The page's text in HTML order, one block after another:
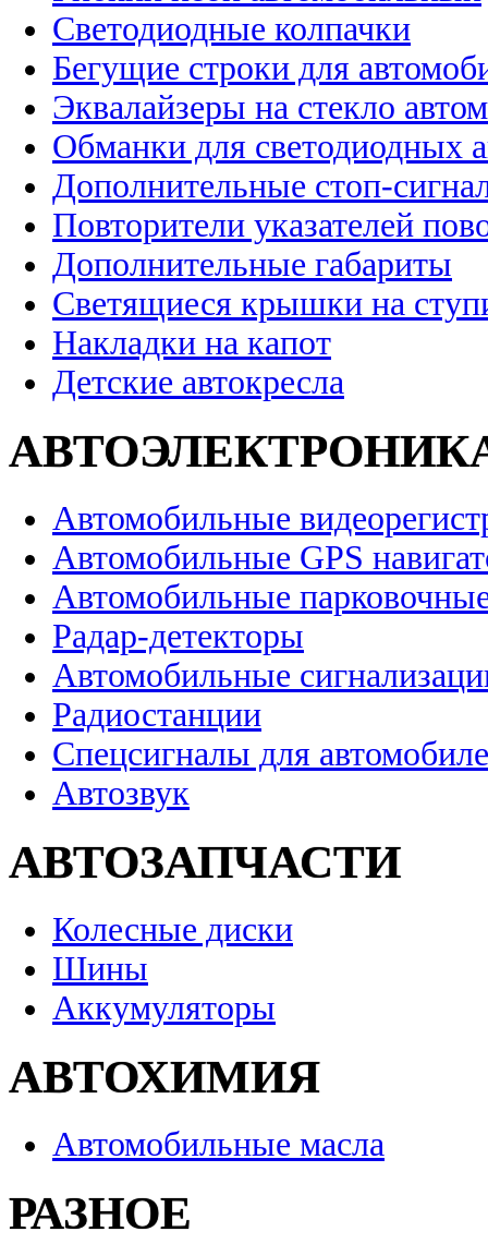
Светодиодные колпачки
Бегущие строки для
Эквалайзеры на стекло
Обманки для светодиодных
Дополнительные стоп-
Повторители указателей
Дополнительные габариты
Светящиеся крышки на
Накладки на капот
Детские автокресла
Автомобильные
Автомобильные GPS
Автомобильные
Радар-детекторы
Автомобильные
Радиостанции
Спецсигналы для
Автозвук
АВТОЗАПЧАСТИ
Колесные диски
Шины
Аккумуляторы
АВТОХИМИЯ
Автомобильные масла
РАЗНОЕ